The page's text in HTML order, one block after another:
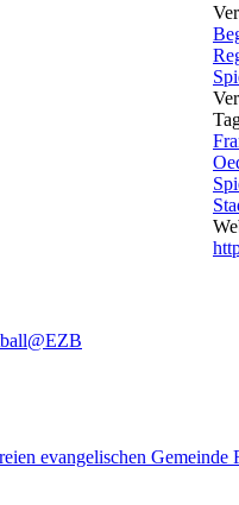
evangelischen Gemeinde